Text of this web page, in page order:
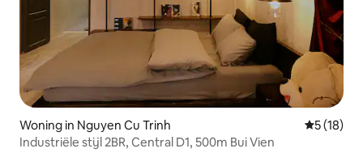
Woning in Nguyen Cu Trinh
5 (18)
Industriële stijl 2BR, Central D1, 500m Bui Vien